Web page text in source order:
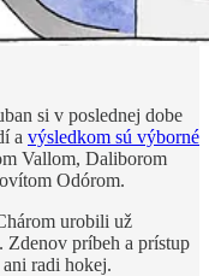
si v poslednej dobe
a výsledkom sú výborné
Vallom, Daliborom
Odórom.
urobili už
Zdenov príbeh a prístup
radi hokej.